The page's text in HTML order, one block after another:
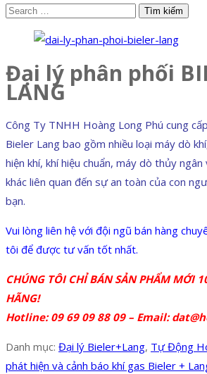
Đại lý phân phối
LANG
Công Ty TNHH Hoàng Long Phú cung
Bieler Lang bao gồm nhiều loại máy dò
hiện khí, khí hiệu chuẩn, máy dò thủy ngân
khác liên quan đến sự an toàn của con
bạn.
Vui lòng liên hệ với đội ngũ bán hàng
tôi để được tư vấn tốt nhất.
CHÚNG TÔI CHỈ BÁN SẢN PHẨM MỚI
HÃNG!
Hotline: 09 69 09 88 09 – Email:
Danh mục: Đại lý Bieler+Lang, Tự Động
phát hiện và cảnh báo khí gas Bieler +